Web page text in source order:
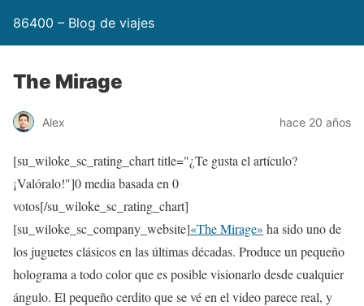
86400 – Blog de viajes
The Mirage
Alex hace 20 años
[su_wiloke_sc_rating_chart title="¿Te gusta el artículo?
¡Valóralo!"]0media basada en 0
votos[/su_wiloke_sc_rating_chart]
[su_wiloke_sc_company_website]«The Mirage» ha sido uno de
los juguetes clásicos en las últimas décadas. Produce un pequeño
holograma a todo color que es posible visionarlo desde cualquier
ángulo. El pequeño cerdito que se vé en el video parece real, y